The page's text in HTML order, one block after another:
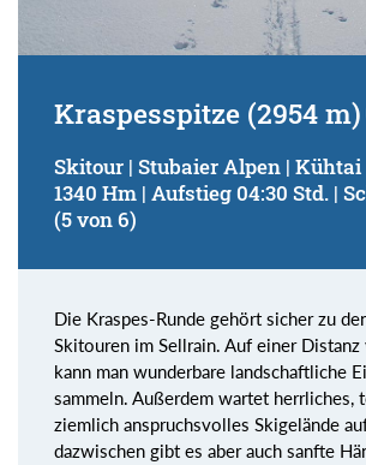
Kraspesspitze (2954 m)
Skitour | Stubaier Alpen | Kühtai
1340 Hm | Aufstieg 04:30 Std. |
(5 von 6)
Die Kraspes-Runde gehört sicher zu
Skitouren im Sellrain. Auf einer
kann man wunderbare landschaftliche
sammeln. Außerdem wartet herrliches,
ziemlich anspruchsvolles Skigelände
dazwischen gibt es aber auch sanfte